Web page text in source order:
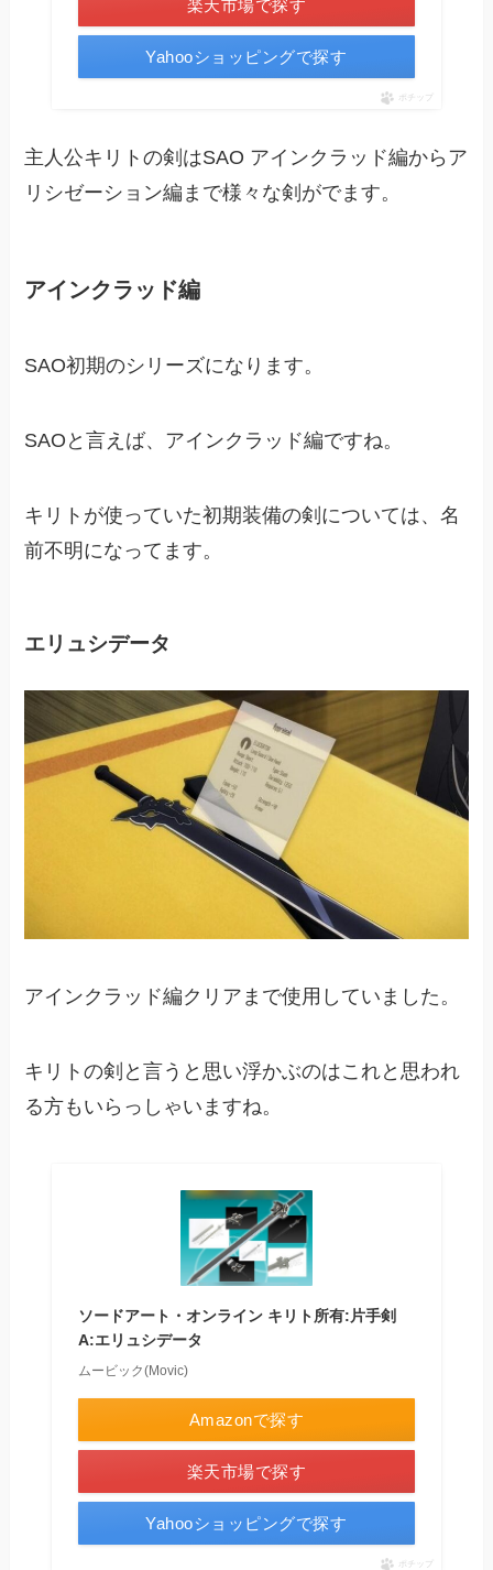
楽天市場で探す
Yahooショッピングで探す
ポチップ
主人公キリトの剣はSAO アインクラッド編からア
リシゼーション編まで様々な剣がでます。
アインクラッド編
SAO初期のシリーズになります。
SAOと言えば、アインクラッド編ですね。
キリトが使っていた初期装備の剣については、名
前不明になってます。
エリュシデータ
アインクラッド編クリアまで使用していました。
キリトの剣と言うと思い浮かぶのはこれと思われ
る方もいらっしゃいますね。
ソードアート・オンライン キリト所有:片手剣
A:エリュシデータ
ムービック(Movic)
Amazonで探す
楽天市場で探す
Yahooショッピングで探す
ポチップ